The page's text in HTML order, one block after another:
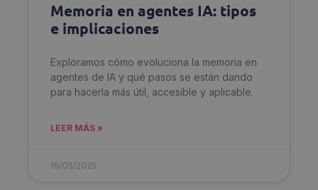
Memoria en agentes IA: tipos
e implicaciones
Exploramos cómo evoluciona la memoria en
agentes de IA y qué pasos se están dando
para hacerla más útil, accesible y aplicable.
LEER MÁS »
19/05/2025